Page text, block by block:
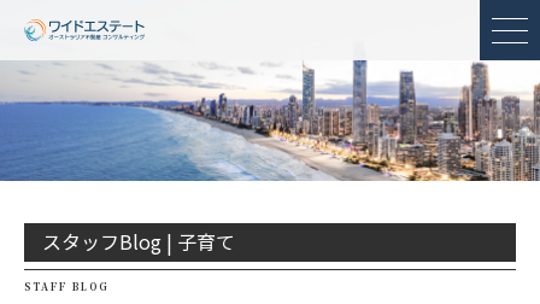
メ
スタッフBlog | 子育て
STAFF BLOG